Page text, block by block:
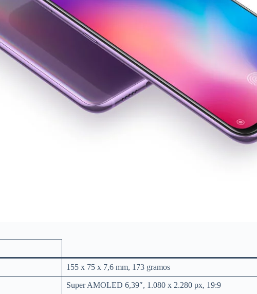
155 x 75 x 7,6 mm, 173 gramos
Super AMOLED 6,39″, 1.080 x 2.280 px, 19:9